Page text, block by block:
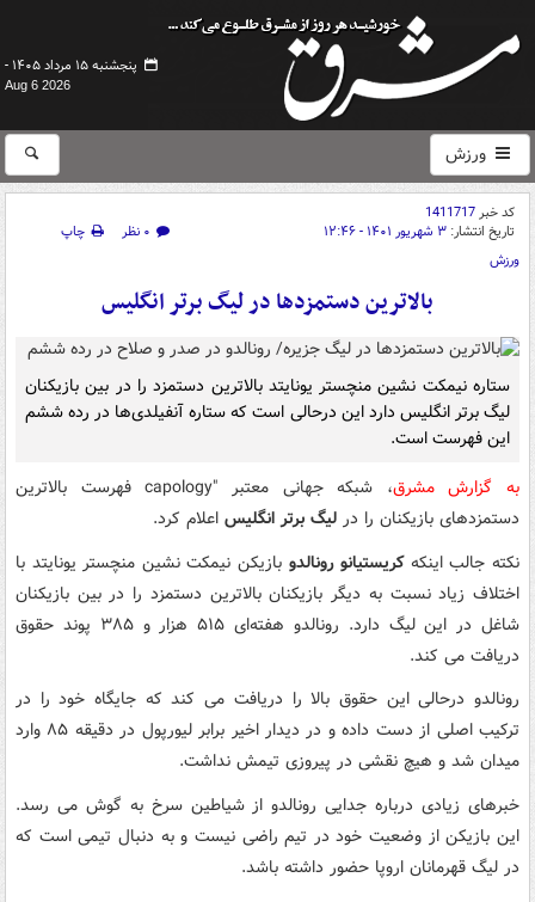
پنجشنبه ۱۵ مرداد ۱۴۰۵ -
Aug 6 2026
ورزش
کد خبر1411717
تاریخ انتشار: ۳ شهریور ۱۴۰۱ - ۱۲:۴۶ ۰ نظر
چاپ
ورزش
بالاترین دستمزدها در لیگ برتر انگلیس
ستاره نیمکت نشین منچستر یونایتد بالاترین دستمزد را در بین بازیکنان
لیگ برتر انگلیس دارد این درحالی است که ستاره آنفیلدی‌ها در رده ششم
این فهرست است.
به گزارش مشرق
، شبکه جهانی معتبر "capology فهرست بالاترین
دستمزدهای بازیکنان را در لیگ برتر انگلیس اعلام کرد.
نکته جالب اینکهکریستیانو رونالدو بازیکن نیمکت نشین منچستر یونایتد با
اختلاف زیاد نسبت به دیگر بازیکنان بالاترین دستمزد را در بین بازیکنان
شاغل در این لیگ دارد. رونالدو هفته‌ای ۵۱۵ هزار و ۳۸۵ پوند حقوق
دریافت می کند.
رونالدو درحالی این حقوق بالا را دریافت می کند که جایگاه خود را در
ترکیب اصلی از دست داده و در دیدار اخیر برابر لیورپول در دقیقه ۸۵ وارد
میدان شد و هیچ نقشی در پیروزی تیمش نداشت.
خبرهای زیادی درباره جدایی رونالدو از شیاطین سرخ به گوش می رسد.
این بازیکن از وضعیت خود در تیم راضی نیست و به دنبال تیمی است که
در لیگ قهرمانان اروپا حضور داشته باشد.